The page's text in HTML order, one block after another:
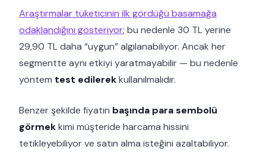
Araştırmalar tüketicinin ilk gördüğü basamağa
odaklandığını gösteriyor; bu nedenle 30 TL yerine
29,90 TL daha “uygun” algılanabiliyor. Ancak her
segmentte aynı etkiyi yaratmayabilir — bu nedenle
yöntem test edilerekkullanılmalıdır.
Benzer şekilde fiyatın başında para sembolü
görmekkimi müşteride harcama hissini
tetikleyebiliyor ve satın alma isteğini azaltabiliyor.